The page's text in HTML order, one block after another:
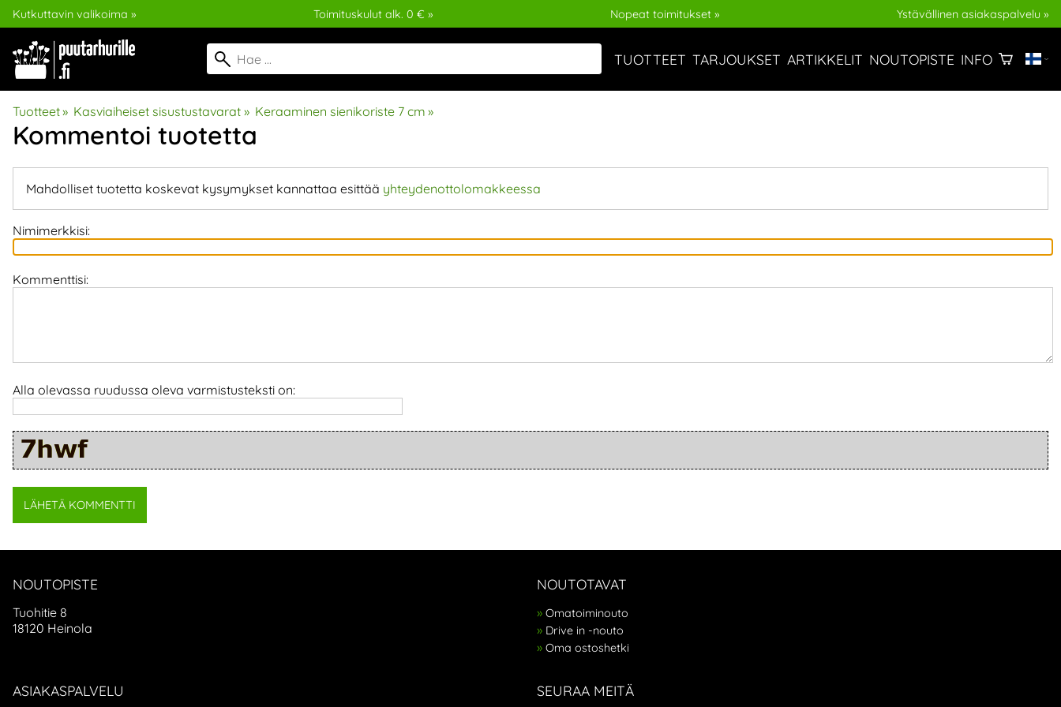
Kutkuttavin valikoima » Toimituskulut alk. 0 € » Nopeat toimitukset » Ystävällinen asiakaspalvelu »
TUOTTEET TARJOUKSET ARTIKKELIT NOUTOPISTE INFO
Tuotteet‪» Kasviaiheiset sisustustavarat ‪» Keraaminen sienikoriste 7 cm ‪»
Kommentoi tuotetta
Mahdolliset tuotetta koskevat kysymykset kannattaa esittää yhteydenottolomakkeessa
Nimimerkkisi:
Kommenttisi:
Alla olevassa ruudussa oleva varmistusteksti on:
NOUTOPISTE
Tuohitie 8
18120 Heinola
NOUTOTAVAT
Omatoiminouto
Drive in -nouto
Oma ostoshetki
ASIAKASPALVELU SEURAA MEITÄ